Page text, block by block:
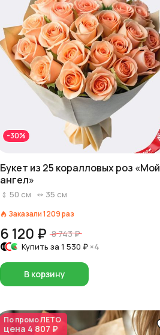
-30%
Букет из 25 коралловых роз «Мой
ангел»
50 см 35 см
Заказали1209раз
6 120 ₽ 8 743 ₽
Купить за 1 530 ₽ ×4
В корзину
По промоЛЕТО
цена 4 807 ₽